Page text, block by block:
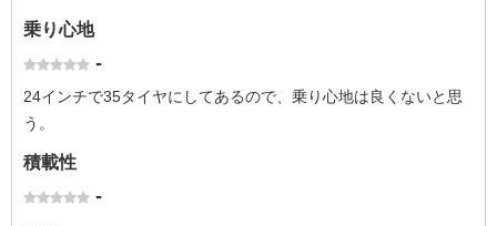
乗り心地
-
24インチで35タイヤにしてあるので、乗り心地は良くないと思
う。
積載性
-